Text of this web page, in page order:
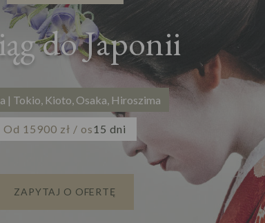
do Japonii
| Tokio, Kioto, Osaka, Hiroszima
Od 15900 zł / os15 dni
ZAPYTAJ O OFERTĘ